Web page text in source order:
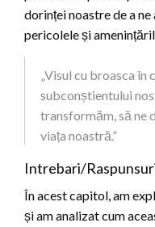
dorinței noastre de a
pericolele și
„Visul cu broasca în
subconștientului
transformăm, să ne
viața noastră.”
Intrebari/
În acest capitol, am
și am analizat cum